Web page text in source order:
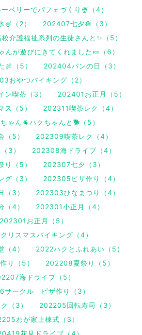
ベリーでパフェづくり🍨（4）
（2）
202407七夕🎋（3）
介護福祉系列の生徒さんと✨（5）
が遊びにきてくれました🍬（6）
🍖（5）
202404パンの日（3）
おやつバイキング（2）
喫茶（3）
202401お正月（5）
ス（5）
202311喫茶レク（4）
ゃん🐐ハクちゃんと🐕（5）
5）
202309喫茶レク（4）
3）
202308海ドライブ（4）
（5）
202307七夕（3）
（3）
202305ピザ作り（4）
3）
202303ひなまつり（4）
（4）
202301小正月（4）
202301お正月（5）
リスマスバイキング（4）
（4）
2022ハクとふれあい（5）
り（5）
202208夏祭り（5）
海ドライブ（5）
サークル ピザ作り（3）
（3）
202205回転寿司（3）
わが家上棟式（3）
花見ドライブ（4）